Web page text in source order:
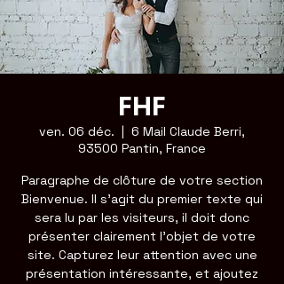
FHF
ven. 06 déc.
  |
6 Mail Claude Berri,
93500 Pantin, France
Paragraphe de clôture de votre section
Bienvenue. Il s'agit du premier texte qui
sera lu par les visiteurs, il doit donc
présenter clairement l'objet de votre
site. Capturez leur attention avec une
présentation intéressante, et ajoutez